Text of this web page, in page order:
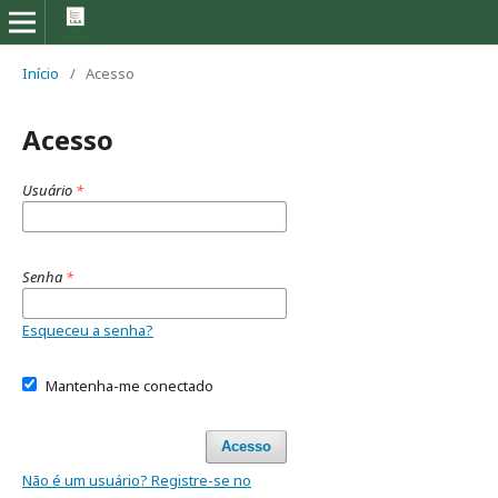
Início / Acesso
Acesso
Usuário *
Senha *
Esqueceu a senha?
Mantenha-me conectado
Acesso
Não é um usuário? Registre-se no